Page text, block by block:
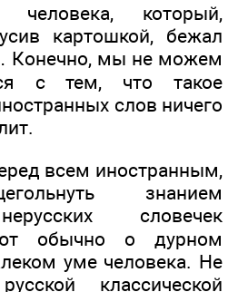
который,
картошкой, бежал
Конечно, мы не можем
с тем, что такое
слов ничего
всем иностранным,
знанием
словечек
обычно о дурном
уме человека. Не
классической